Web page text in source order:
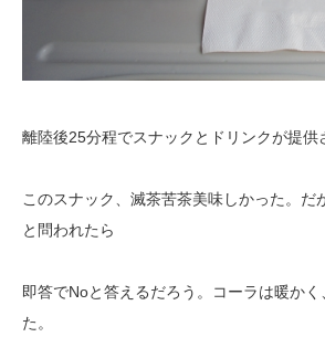
離陸後25分程でスナックとドリンクが提供
このスナック、滅茶苦茶美味しかった。だ
と問われたら
即答でNoと答えるだろう。コーラは暖か
た。